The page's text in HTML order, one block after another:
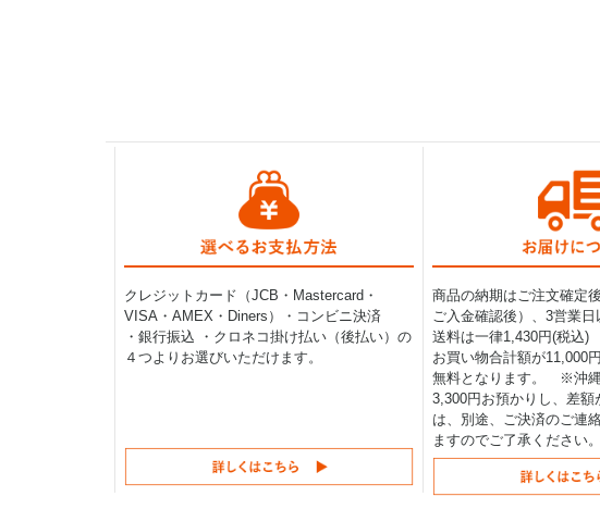
クレジットカード（JCB・Mastercard・
VISA・AMEX・Diners）・コンビニ決済
・銀行振込 ・クロネコ掛け払い（後払い）の
４つよりお選びいただけます。
商品の納期はご注文確定
ご入金確認後）、3営業日
送料は一律1,430円(税込)
お買い物合計額が11,000
無料となります。 ※沖縄
3,300円お預かりし、差額
は、別途、ご決済のご連
ますのでご了承ください。